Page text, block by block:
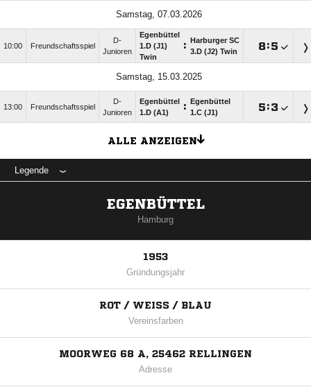
Samstag, 07.03.2026
10:00 Freundschaftsspiel
D-
Junioren
Egenbüttel
1.D (J1)
Twin
:
Harburger SC
3.D (J2) Twin
:
Samstag, 15.03.2025
13:00 Freundschaftsspiel
D-
Junioren
Egenbüttel
1.D (A1)
:
Egenbüttel
1.C (J1)
:
ALLE ANZEIGEN
Legende
EGENBÜTTEL
Hamburg
1953
Gründungsjahr
ROT / WEISS / BLAU
Vereinsfarben
MOORWEG 68 A, 25462 RELLINGEN
Adresse